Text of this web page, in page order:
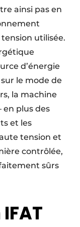
ainsi pas en
utilisée.
d’énergie
le mode de
la machine
plus des
et les
tension et
contrôlée,
sûrs